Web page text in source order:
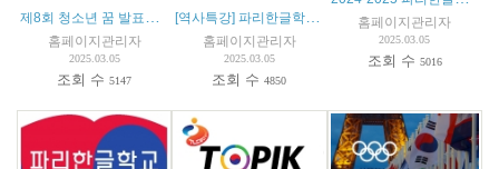
홈페이지관리자
2025.03.05
조회 수5147
홈페이지관리자
2025.03.05
조회 수4850
홈페이지관리자
2025.03.05
조회 수 5016